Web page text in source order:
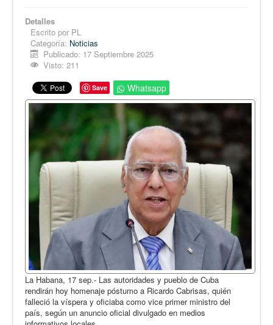
Conozca Nuevitas
Fotorreportaje
Opinión
En audio
Medio Ambiente
Ciencia, tecnología y curiosidades
Francés
Inglés
Desempolvando la historia
Detalles
Escrito por PL
Categoría: Noticias
Publicado: 17 Septiembre 2025
Visto: 211
Save Whatsapp
La Habana, 17 sep.- Las autoridades y pueblo de Cuba
rendirán hoy homenaje póstumo a Ricardo Cabrisas, quién
falleció la víspera y oficiaba como vice primer ministro del
país, según un anuncio oficial divulgado en medios